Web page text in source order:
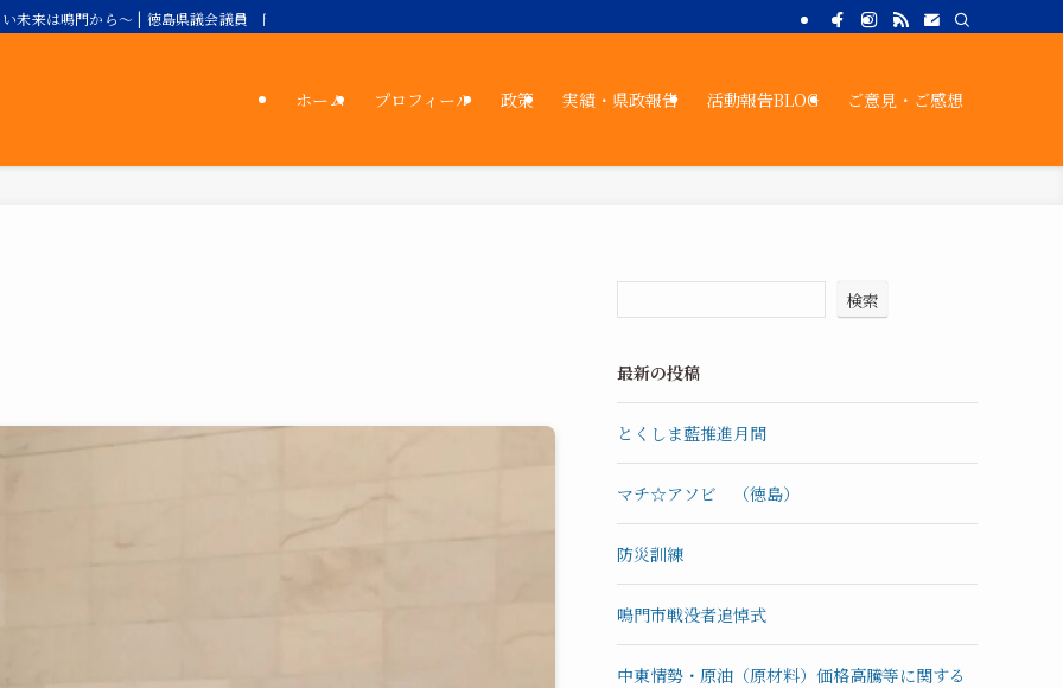
来は鳴門から～ | 徳島県議会議員 岡田理絵公式サイト／自由民主党
ホーム プロフィール 政策 実績・県政報告 活動報告BLOG ご意見・ご感想
検索
最新の投稿
とくしま藍推進月間
マチ☆アソビ （徳島）
防災訓練
鳴門市戦没者追悼式
中東情勢・原油（原材料）価格高騰等に関する